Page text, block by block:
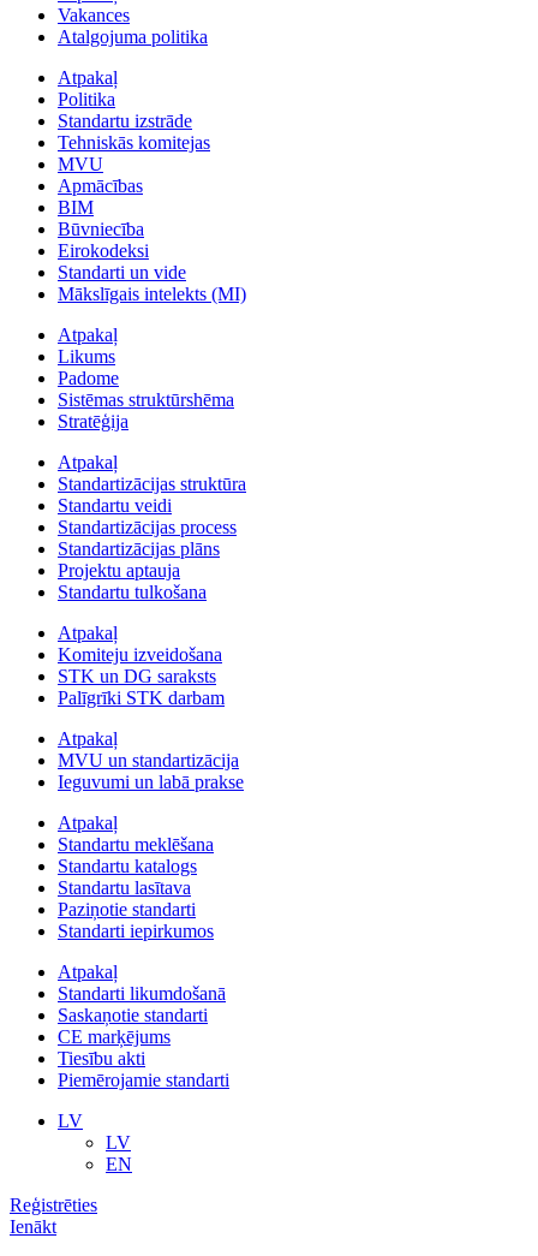
Vakances
Atalgojuma politika
Atpakaļ
Politika
Standartu izstrāde
Tehniskās komitejas
MVU
Apmācības
BIM
Būvniecība
Eirokodeksi
Standarti un vide
Mākslīgais intelekts (MI)
Atpakaļ
Likums
Padome
Sistēmas struktūrshēma
Stratēģija
Atpakaļ
Standartizācijas struktūra
Standartu veidi
Standartizācijas process
Standartizācijas plāns
Projektu aptauja
Standartu tulkošana
Atpakaļ
Komiteju izveidošana
STK un DG saraksts
Palīgrīki STK darbam
Atpakaļ
MVU un standartizācija
Ieguvumi un labā prakse
Atpakaļ
Standartu meklēšana
Standartu katalogs
Standartu lasītava
Paziņotie standarti
Standarti iepirkumos
Atpakaļ
Standarti likumdošanā
Saskaņotie standarti
CE marķējums
Tiesību akti
Piemērojamie standarti
LV
LV
EN
Reģistrēties
Ienākt